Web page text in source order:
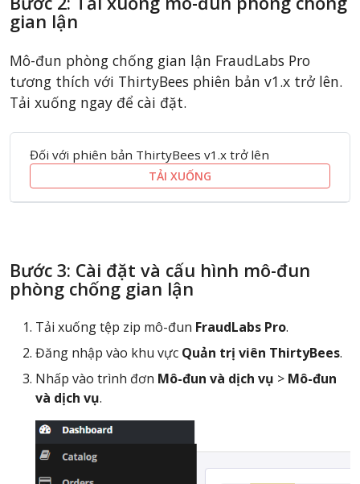
gian lận
Mô-đun phòng chống gian lận FraudLabs Pro
tương thích với ThirtyBees phiên bản v1.x trở lên.
Tải xuống ngay để cài đặt.
Đối với phiên bản ThirtyBees v1.x trở lên
TẢI XUỐNG
Bước 3: Cài đặt và cấu hình mô-đun
phòng chống gian lận
Tải xuống tệp zip mô-đun FraudLabs Pro.
Đăng nhập vào khu vực Quản trị viên ThirtyBees.
Nhấp vào trình đơn Mô-đun và dịch vụ > Mô-đun
và dịch vụ.